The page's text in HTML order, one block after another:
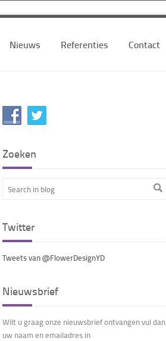
Nieuws Referenties Contact
Zoeken
Twitter
Tweets van @FlowerDesignYD
Nieuwsbrief
Wilt u graag onze nieuwsbrief ontvangen vul dan
uw naam en emailadres in